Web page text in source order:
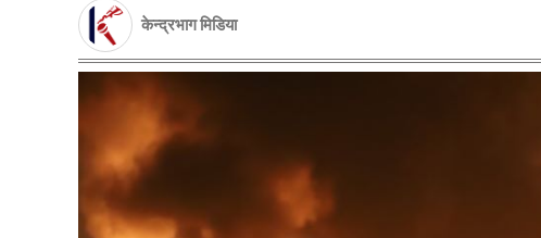
केन्द्रभाग मिडिया